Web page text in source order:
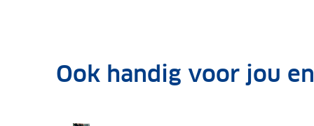
Ook handig voor jou